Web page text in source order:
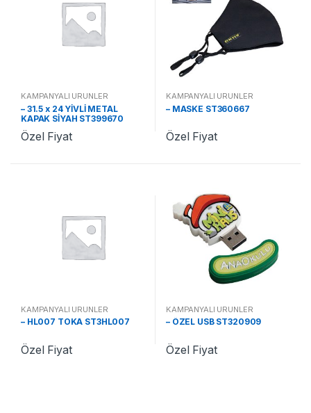
KAMPANYALI ÜRÜNLER
– 31.5 x 24 YİVLİ METAL
KAPAK SİYAH ST399670
Özel Fiyat
KAMPANYALI ÜRÜNLER
– MASKE ST360667
Özel Fiyat
KAMPANYALI ÜRÜNLER
– HL007 TOKA ST3HL007
Özel Fiyat
KAMPANYALI ÜRÜNLER
– ÖZEL USB ST320909
Özel Fiyat